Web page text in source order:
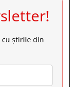
cu știrile din